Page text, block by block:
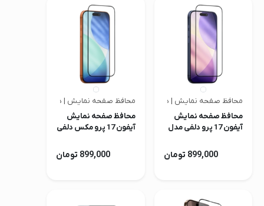
محافظ صفحه نمایش | دلفی
محافظ صفحه نمایش
آیفون 17 پرو دلفی مدل
899,000 تومان
محافظ صفحه نمایش | دلفی
محافظ صفحه نمایش
آیفون 17 پرو مکس دلفی
899,000 تومان